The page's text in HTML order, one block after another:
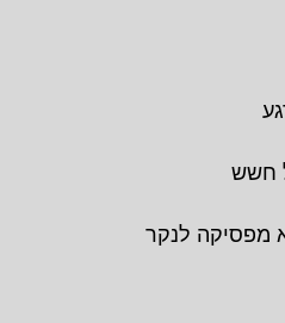
חשש
מפסיקה לנקר